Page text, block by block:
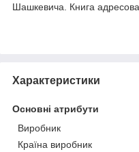
Шашкевича. Книга
Характеристики
Основні атрибути
Виробник
Країна виробник